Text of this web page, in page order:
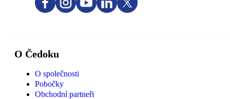
O Čedoku
O společnosti
Pobočky
Obchodní partneři